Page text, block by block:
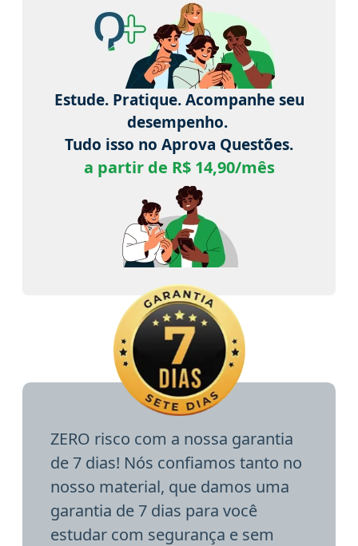
Estude. Pratique. Acompanhe seu
desempenho.
Tudo isso no Aprova Questões.
a partir de R$ 14,90/mês
ZERO risco com a nossa garantia
de 7 dias! Nós confiamos tanto no
nosso material, que damos uma
garantia de 7 dias para você
estudar com segurança e sem